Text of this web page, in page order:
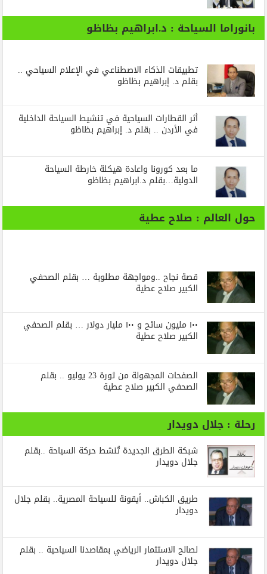
بانوراما السياحة : د.ابراهيم بظاظو
تطبيقات الذكاء الاصطناعي في الإعلام السياحي ..
بقلم د. إبراهيم بظاظو
أثر القطارات السياحية في تنشيط السياحة الداخلية
في الأردن .. بقلم د. إبراهيم بظاظو
ما بعد كورونا واعادة هيكلة خارطة السياحة
الدولية…بقلم د.ابراهيم بظاظو
حول العالم : صلاح عطية
قصة نجاح ..ومواجهة مطلوبة … بقلم الصحفي
الكبير صلاح عطية
١٠٠ مليون سائح و ١٠٠ مليار دولار … بقلم الصحفي
الكبير صلاح عطية
الصفحات المجهولة من ثورة 23 يوليو .. بقلم
الصحفي الكبير صلاح عطية
رحلة : جلال دويدار
شبكة الطرق الجديدة تُنشط حركة السياحة ..بقلم
جلال دويدار
طريق الكباش.. أيقونة للسياحة المصرية.. بقلم جلال
دويدار
لصالح الاستثمار الرياضي بمقاصدنا السياحية .. بقلم
جلال دويدار